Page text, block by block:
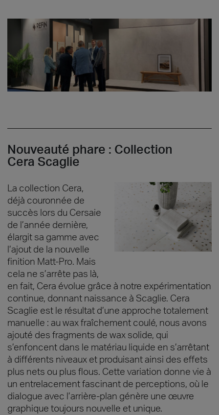
Nouveauté phare : Collection
Cera Scaglie
La collection Cera,
déjà couronnée de
succès lors du Cersaie
de l’année dernière,
élargit sa gamme avec
l’ajout de la nouvelle
finition Matt-Pro. Mais
cela ne s’arrête pas là,
en fait, Cera évolue grâce à notre expérimentation
continue, donnant naissance à Scaglie. Cera
Scaglie est le résultat d’une approche totalement
manuelle : au wax fraîchement coulé, nous avons
ajouté des fragments de wax solide, qui
s’enfoncent dans le matériau liquide en s’arrêtant
à différents niveaux et produisant ainsi des effets
plus nets ou plus flous. Cette variation donne vie à
un entrelacement fascinant de perceptions, où le
dialogue avec l’arrière-plan génère une œuvre
graphique toujours nouvelle et unique.